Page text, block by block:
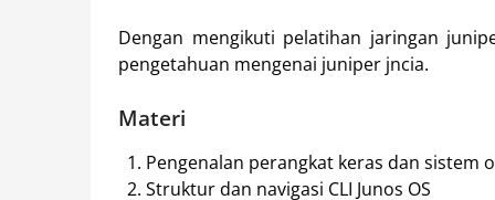
Dengan mengikuti pelatihan jaringan
pengetahuan mengenai juniper jncia.
Materi
Pengenalan perangkat keras dan sistem
Struktur dan navigasi CLI Junos OS